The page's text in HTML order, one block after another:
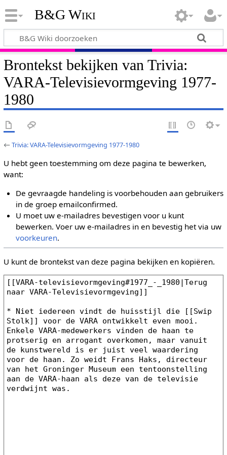
B&G Wiki
Brontekst bekijken van Trivia:
VARA-Televisievormgeving 1977-
1980
←Trivia: VARA-Televisievormgeving 1977-1980
U hebt geen toestemming om deze pagina te bewerken,
want:
De gevraagde handeling is voorbehouden aan gebruikers
in de groep emailconfirmed.
U moet uw e-mailadres bevestigen voor u kunt
bewerken. Voer uw e-mailadres in en bevestig het via uw
voorkeuren.
U kunt de brontekst van deze pagina bekijken en kopiëren.